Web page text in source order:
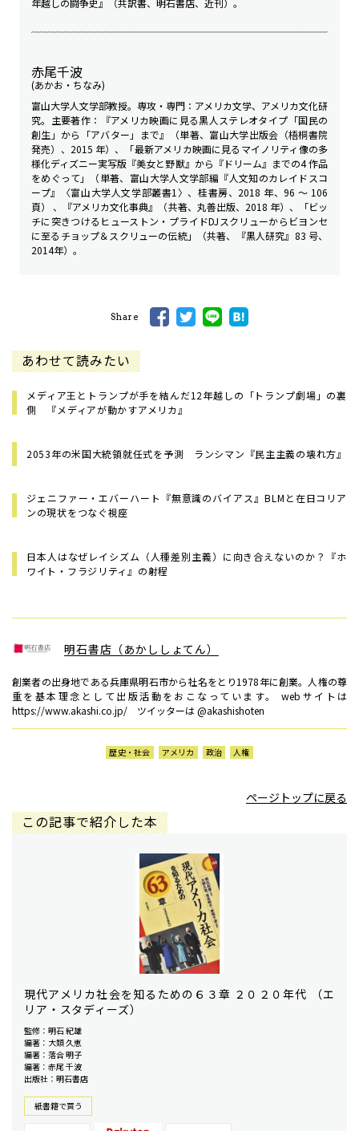
年越しの闘争史』（共訳書、明石書店、近刊）。
赤尾千波
(あかお・ちなみ)
富山大学人文学部教授。専攻・専門：アメリカ文学、アメリカ文化研
究。主要著作：『アメリカ映画に見る黒人ステレオタイプ――「国民の
創生」から「アバター」まで』（単著、富山大学出版会（梧桐書院
発売）、2015 年）、「最新アメリカ映画に見るマイノリティ像の多
様化――ディズニー実写版『美女と野獣』から『ドリーム』までの4 作品
をめぐって」（単著、富山大学人文学部編『人文知のカレイドスコ
ープ』〈富山大学人文学部叢書1〉、桂書房、2018 年、96 ～ 106
頁） 、『アメリカ文化事典』（共著、丸善出版、2018 年）、「ビッ
チに突きつけるヒューストン・プライド――DJスクリューからビヨンセ
に至るチョップ＆スクリューの伝統」（共著、『黒人研究』83 号、
2014年）。
Share
あわせて読みたい
メディア王とトランプが手を結んだ12年越しの「トランプ劇場」の裏
側 『メディアが動かすアメリカ』
2053年の米国大統領就任式を予測 ランシマン『民主主義の壊れ方』
ジェニファー・エバーハート『無意識のバイアス』――BLMと在日コリア
ンの現状をつなぐ視座
日本人はなぜレイシズム（人種差別主義）に向き合えないのか？――『ホ
ワイト・フラジリティ』の射程
明石書店（あかししょてん）
創業者の出身地である兵庫県明石市から社名をとり1978年に創業。人権の尊
重を基本理念として出版活動をおこなっています。 webサイトは
https://www.akashi.co.jp/ ツイッターは @akashishoten
歴史・社会 アメリカ 政治 人権
ページトップに戻る
この記事で紹介した本
現代アメリカ社会を知るための６３章 ２０２０年代 （エ
リア・スタディーズ）
監修：明石 紀雄
編著：大類 久恵
編著：落合 明子
編著：赤尾 千波
出版社：明石書店
紙書籍で買う